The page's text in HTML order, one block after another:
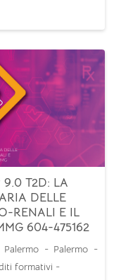
9.0 T2D: LA
DELLE
RENALI E IL
604-475162
- Palermo -
formativi -